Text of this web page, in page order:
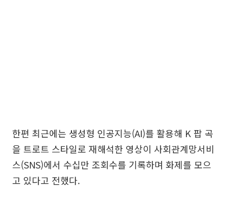
한편 최근에는 생성형 인공지능(AI)를 활용해 K 팝 곡
을 트로트 스타일로 재해석한 영상이 사회관계망서비
스(SNS)에서 수십만 조회수를 기록하며 화제를 모으
고 있다고 전했다.